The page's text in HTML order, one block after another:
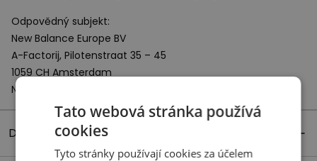
Odpovědný subjekt:
New Balance Europe BV
A-Factorij, Pilotenstraat 35 – 45
1059 CH Amsterdam
Netherlands
Detaily produktu
Tato webová stránka používá
cookies
Tyto stránky používají cookies za účelem